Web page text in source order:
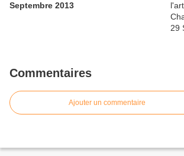
Septembre 2013
Commentaires
Ajouter un commentaire